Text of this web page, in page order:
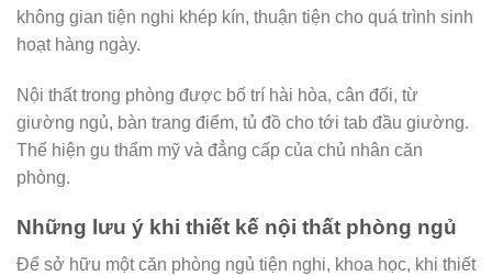
không gian tiện nghi khép kín, thuận tiện cho quá trình sinh
hoạt hàng ngày.
Nội thất trong phòng được bố trí hài hòa, cân đối, từ
giường ngủ, bàn trang điểm, tủ đồ cho tới tab đầu giường.
Thể hiện gu thẩm mỹ và đẳng cấp của chủ nhân căn
phòng.
Những lưu ý khi thiết kế nội thất phòng ngủ
Để sở hữu một căn phòng ngủ tiện nghi, khoa học, khi thiết